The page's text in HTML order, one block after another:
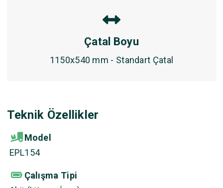
Çatal Boyu
1150x540 mm - Standart Çatal
Teknik Özellikler
Model
EPL154
Çalışma Tipi